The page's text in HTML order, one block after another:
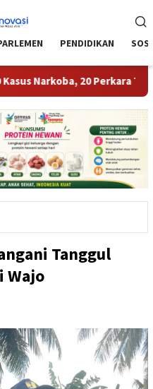
PENDIDIKAN
20 Perkara Telah P21
Tanggul
Wajo